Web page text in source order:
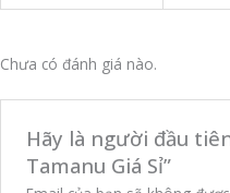
Chưa có đánh giá nào.
Hãy là người đầu
Tamanu Giá Sỉ”